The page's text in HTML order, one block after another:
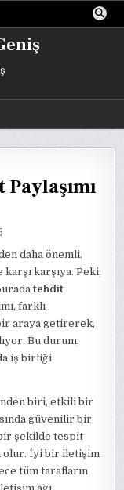
daha önemli.
karşıya. Peki,
tehdit
farklı
araya getirerek,
Bu durum,
iş birliği
biri, etkili bir
güvenilir bir
şekilde tespit
olur. İyi bir iletişim
tüm tarafların